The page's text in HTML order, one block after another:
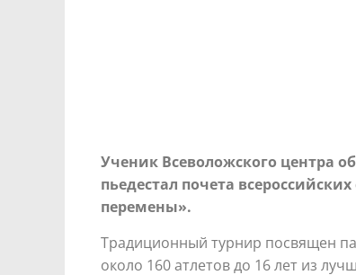
Ученик Всеволожского центра
пьедестал почета
перемены».
Традиционный турнир посвящен
около 160 атлетов до 16 лет из